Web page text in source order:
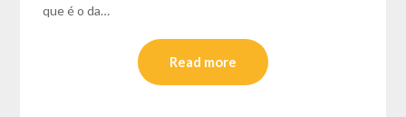
que é o da…
Read more